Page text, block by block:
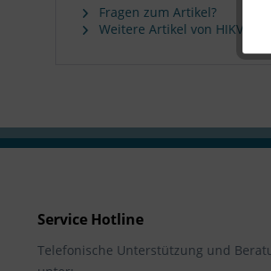
Fragen zum Artikel?
Weitere Artikel von HIKVISION
Service Hotline
Telefonische Unterstützung und